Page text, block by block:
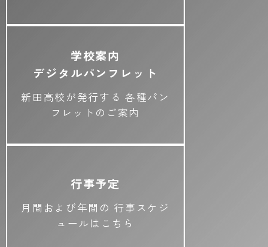
学校案内
デジタルパンフレット
新田高校が発行する 各種パン
フレットのご案内
行事予定
月間および年間の 行事スケジ
ュールはこちら